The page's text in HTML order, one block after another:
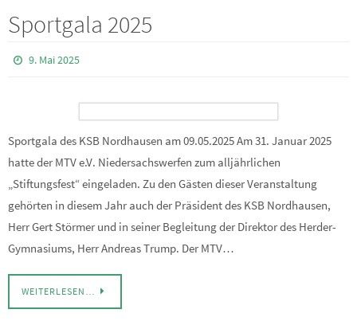
Sportgala 2025
9. Mai 2025
Sportgala des KSB Nordhausen am 09.05.2025 Am 31. Januar 2025
hatte der MTV e.V. Niedersachswerfen zum alljährlichen
„Stiftungsfest“ eingeladen. Zu den Gästen dieser Veranstaltung
gehörten in diesem Jahr auch der Präsident des KSB Nordhausen,
Herr Gert Störmer und in seiner Begleitung der Direktor des Herder-
Gymnasiums, Herr Andreas Trump. Der MTV…
WEITERLESEN…